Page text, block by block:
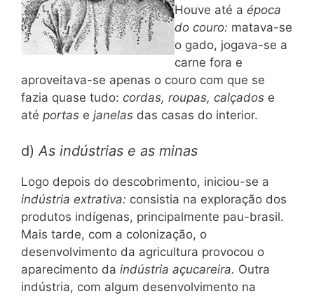
Houve até a época
do couro: matava-se
o gado, jogava-se a
carne fora e
aproveitava-se apenas o couro com que se
fazia quase tudo: cordas, roupas, calçados e
até portas e janelas das casas do interior.
d) As indústrias e as minas
Logo depois do descobrimento, iniciou-se a
indústria extrativa: consistia na exploração dos
produtos indígenas, principalmente pau-brasil.
Mais tarde, com a colonização, o
desenvolvimento da agricultura provocou o
aparecimento da indústria açucareira. Outra
indústria, com algum desenvolvimento na